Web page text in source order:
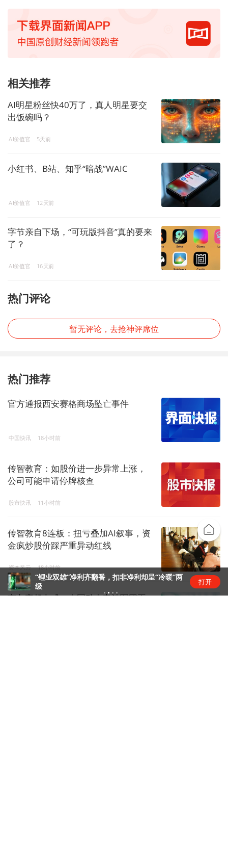
相关推荐
AI明星粉丝快40万了，真人明星要交
出饭碗吗？
AI价值官 5天前
小红书、B站、知乎“暗战”WAIC
AI价值官 12天前
字节亲自下场，“可玩版抖音”真的要来
了？
AI价值官 16天前
热门评论
暂无评论，去抢神评席位
热门推荐
官方通报西安赛格商场坠亡事件
中国快讯 18小时前
传智教育：如股价进一步异常上涨，
公司可能申请停牌核查
股市快讯 11小时前
传智教育8连板：扭亏叠加AI叙事，资
金疯炒股价踩严重异动红线
资本风云 18小时前
市占率超七成，中国动力电池军团再
“锂业双雄”净利齐翻番，扣非净利却呈“冷暖”两
级
打开